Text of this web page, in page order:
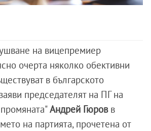
на вицепремиер
очерта няколко обективни
в българското
председателят на ПГ на
Андрей Гюровв
на партията, прочетена от